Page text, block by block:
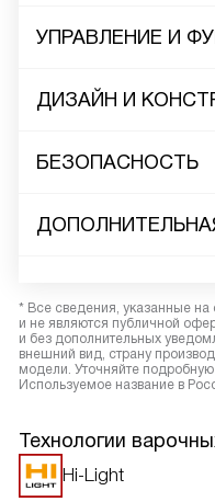
УПРАВЛЕНИЕ И
ДИЗАЙН И
БЕЗОПАСНОСТЬ
* Все сведения, указанные
и не являются публичной
и без дополнительных
внешний вид, страну
модели. Уточняйте
Используемое название в
Технологии
Hi-Light